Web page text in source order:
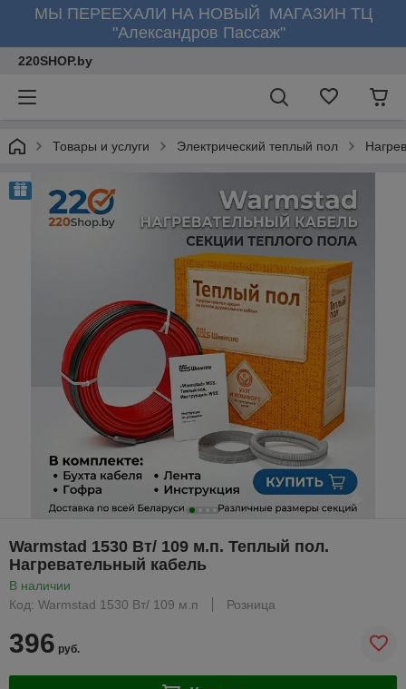
МЫ ПЕРЕЕХАЛИ НА НОВЫЙ МАГАЗИН ТЦ
"Александров Пассаж"
220SHOP.by
Товары и услуги Электрический теплый пол
Warmstad 1530 Вт/ 109 м.п. Теплый пол.
Нагревательный кабель
В наличии
Код: Warmstad 1530 Вт/ 109 м.п
Розница
396 руб.